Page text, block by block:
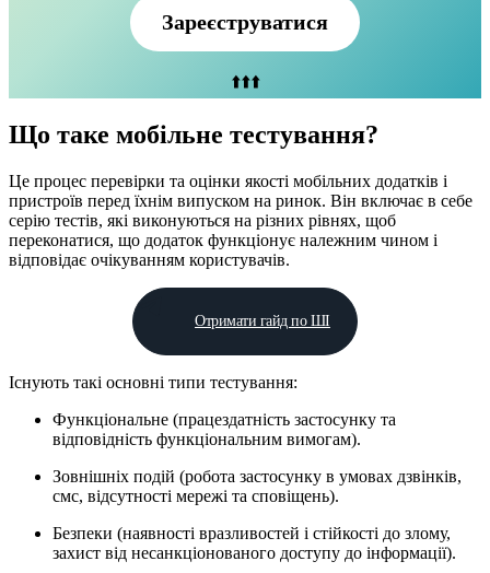
Зареєструватися
⬆️⬆️⬆️
Що таке мобільне тестування?
Це процес перевірки та оцінки якості мобільних додатків і
пристроїв перед їхнім випуском на ринок. Він включає в себе
серію тестів, які виконуються на різних рівнях, щоб
переконатися, що додаток функціонує належним чином і
відповідає очікуванням користувачів.
Отримати гайд по ШІ
Існують такі основні типи тестування:
Функціональне (працездатність застосунку та
відповідність функціональним вимогам).
Зовнішніх подій (робота застосунку в умовах дзвінків,
смс, відсутності мережі та сповіщень).
Безпеки (наявності вразливостей і стійкості до злому,
захист від несанкціонованого доступу до інформації).